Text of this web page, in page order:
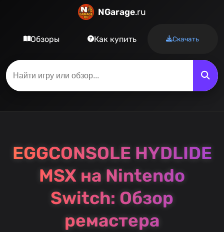
NGarage.ru
Обзоры Как купить Скачать
EGGCONSOLE HYDLIDE
MSX на Nintendo
Switch: Обзор
ремастера